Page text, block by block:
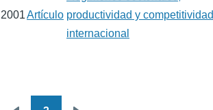
2001Artículo productividad y competitividad
internacional